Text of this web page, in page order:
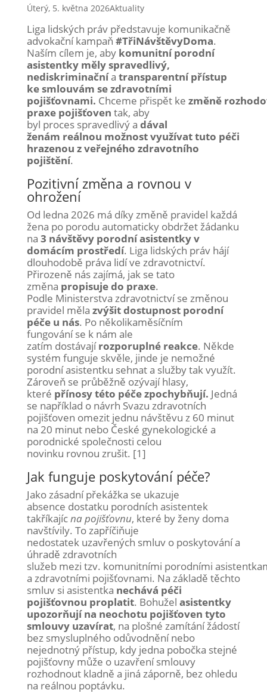
Úterý, 5. května 2026Aktuality
Liga lidských práv představuje komunikačně
advokační kampaň #TřiNávštěvyDoma.
Naším cílem je, abykomunitní porodní
asistentky měly spravedlivý,
nediskriminačnía transparentní přístup
ke smlouvám se zdravotními
pojišťovnami. Chceme přispět ke změně
praxe pojišťoven tak, aby
byl proces spravedlivý a dával
ženám reálnou možnost využívat tuto péči
hrazenou z veřejného zdravotního
pojištění.
Pozitivní změna a rovnou v
ohrožení
Od ledna 2026 má díky změně pravidel každá
žena po porodu automaticky obdržet žádanku
na 3 návštěvy porodní asistentky v
domácím prostředí. Liga lidských práv hájí
dlouhodobě práva lidí ve zdravotnictví.
Přirozeně nás zajímá, jak se tato
změna propisuje do praxe.
Podle Ministerstva zdravotnictví se změnou
pravidel měla zvýšit dostupnost porodní
péče u nás. Po několikaměsíčním
fungování se k nám ale
zatím dostávajírozporuplné reakce. Někde
systém funguje skvěle, jinde je nemožné
porodní asistentku sehnat a služby tak využít.
Zároveň se průběžně ozývají hlasy,
které přínosy této péče zpochybňují. Jedná
se například o návrh Svazu zdravotních
pojišťoven omezit jednu návštěvu z 60 minut
na 20 minut nebo České gynekologické a
porodnické společnosti celou
novinku rovnou zrušit. [1]
Jak funguje poskytování péče?
Jako zásadní překážka se ukazuje
absence dostatku porodních asistentek
takříkajícna pojišťovnu, které by ženy doma
navštívily. To zapříčiňuje
nedostatek uzavřených smluv o poskytování a
úhradě zdravotních
služeb mezi tzv. komunitními porodními
a zdravotními pojišťovnami. Na základě těchto
smluv si asistentka nechává péči
pojišťovnou proplatit. Bohužel asistentky
upozorňují na neochotu pojišťoven tyto
smlouvy uzavírat, na plošné zamítání žádostí
bez smysluplného odůvodnění nebo
nejednotný přístup, kdy jedna pobočka stejné
pojišťovny může o uzavření smlouvy
rozhodnout kladně a jiná záporně, bez ohledu
na reálnou poptávku.